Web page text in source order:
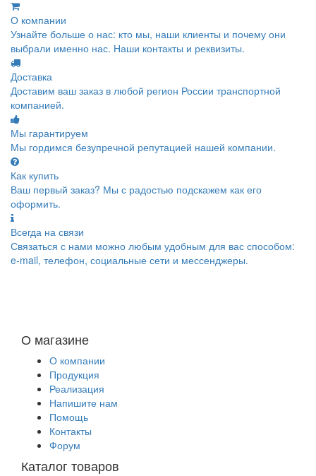
О компании
Узнайте больше о нас: кто мы, наши клиенты и почему они
выбрали именно нас. Наши контакты и реквизиты.
Доставка
Доставим ваш заказ в любой регион России транспортной
компанией.
Мы гарантируем
Мы гордимся безупречной репутацией нашей компании.
Как купить
Ваш первый заказ? Мы с радостью подскажем как его
оформить.
Всегда на связи
Связаться с нами можно любым удобным для вас способом:
e-mail, телефон, социальные сети и мессенджеры.
О магазине
О компании
Продукция
Реализация
Напишите нам
Помощь
Контакты
Форум
Каталог товаров